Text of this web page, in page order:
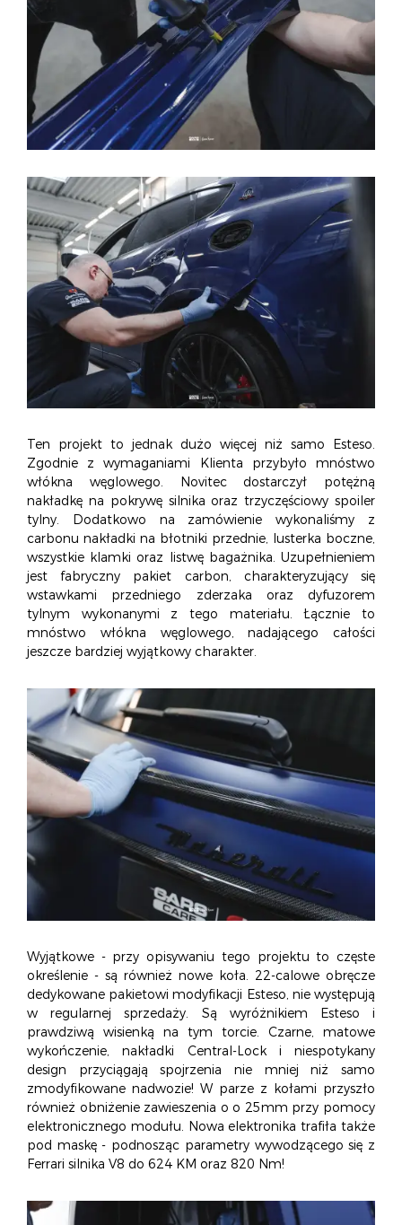
Ten projekt to jednak dużo więcej niż samo Esteso.
Zgodnie z wymaganiami Klienta przybyło mnóstwo
włókna węglowego. Novitec dostarczył potężną
nakładkę na pokrywę silnika oraz trzyczęściowy spoiler
tylny. Dodatkowo na zamówienie wykonaliśmy z
carbonu nakładki na błotniki przednie, lusterka boczne,
wszystkie klamki oraz listwę bagażnika. Uzupełnieniem
jest fabryczny pakiet carbon, charakteryzujący się
wstawkami przedniego zderzaka oraz dyfuzorem
tylnym wykonanymi z tego materiału. Łącznie to
mnóstwo włókna węglowego, nadającego całości
jeszcze bardziej wyjątkowy charakter.
Wyjątkowe - przy opisywaniu tego projektu to częste
określenie - są również nowe koła. 22-calowe obręcze
dedykowane pakietowi modyfikacji Esteso, nie występują
w regularnej sprzedaży. Są wyróżnikiem Esteso i
prawdziwą wisienką na tym torcie. Czarne, matowe
wykończenie, nakładki Central-Lock i niespotykany
design przyciągają spojrzenia nie mniej niż samo
zmodyfikowane nadwozie! W parze z kołami przyszło
również obniżenie zawieszenia o o 25mm przy pomocy
elektronicznego modułu. Nowa elektronika trafiła także
pod maskę - podnosząc parametry wywodzącego się z
Ferrari silnika V8 do 624 KM oraz 820 Nm!